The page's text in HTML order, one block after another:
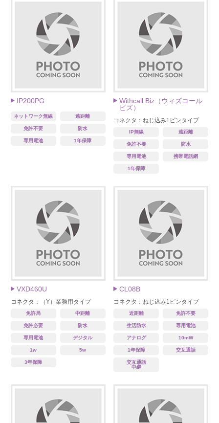
IP200PG
ネットワーク無線 遠距離
免許不要 防水
専用電池 1年保障
Withcall Biz（ウィズコール
ビズ）
コネクタ：ねじ込み1ピンタイプ
IP無線 遠距離
免許不要 防水
専用電池 携帯電話網
1年保障
VXD460U
コネクタ：（Y）業務用タイプ
免許局 中距離
免許必要 防水
専用電池 デジタル
1w 5w
3年保障
CL08B
コネクタ：ねじ込み1ピンタイプ
近距離 免許不要
生活防水 専用電池
アナログ 10mW
1年保障 交互通話
交互通話
中継